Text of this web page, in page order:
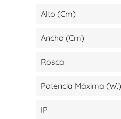
Alto (cm)
Ancho (cm)
Rosca
Potencia Máxima (W.)
IP